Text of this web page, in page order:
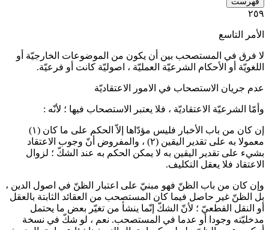
التاسع
فرق في المستصحب بين أن يكون من الموضوعات الخارجيّة أو
أو الأحكام الشرعيّة العمليّة ، اصوليّة كانت أو فرعيّة.
جريان الاستصحاب في الامور الاعتقاديّة
الشرعيّة الاعتقاديّة ، فلا يعتبر الاستصحاب فيها ؛ لأنّه :
كان من باب الأخبار فليس مؤدّاها إلاّ الحكم على ما كان(١)
به على تقدير اليقين(٢)
، والمفروض أنّ وجوب الاعتقاد
على تقدير اليقين به لا يمكن الحكم به عند الشكّ ؛ لزوال
فلا يعقل التكليف.
كان من باب الظنّ فهو مبنيّ على اعتبار الظنّ في اصول الدين ،
الظنّ غير حاصل فيما كان المستصحب من العقائد الثابتة بالعقل
النقل القطعيّ ؛ لأنّ الشكّ إنّما ينشأ من تغيّر بعض ما يحتمل
وجودا أو عدما في المستصحب. نعم ، لو شكّ في نسخة